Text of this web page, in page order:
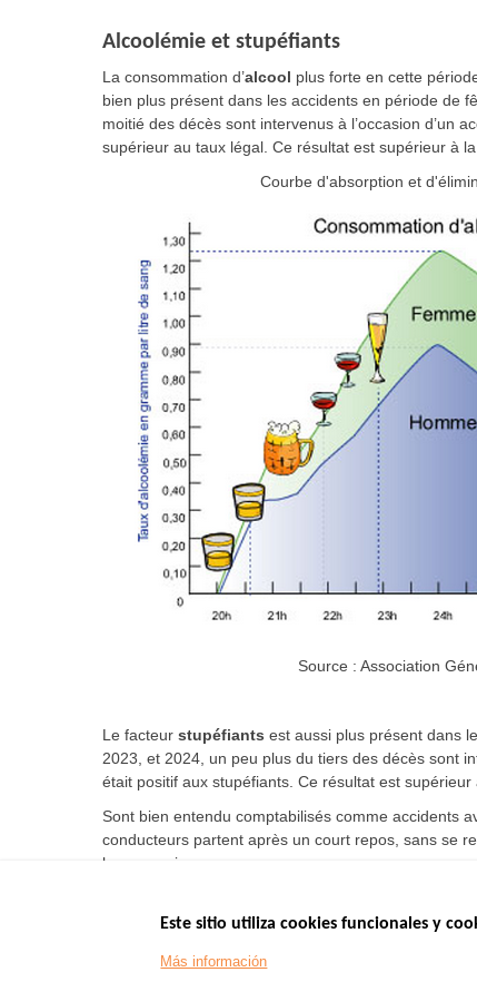
Alcoolémie et stupéfiants
La consommation d’alcool plus forte en cette
bien plus présent dans les accidents en période de
moitié des décès sont intervenus à l’occasion d’un
supérieur au taux légal. Ce résultat est supérieur à
Courbe d'absorption et
Source : Association
Le facteur stupéfiants est aussi plus présent dans
2023, et 2024, un peu plus du tiers des décès sont
était positif aux stupéfiants. Ce résultat est supérieur
Sont bien entendu comptabilisés comme accidents
conducteurs partent après un court repos, sans se
leur organisme.
Este sitio utiliza cookies funcionales y
Más información